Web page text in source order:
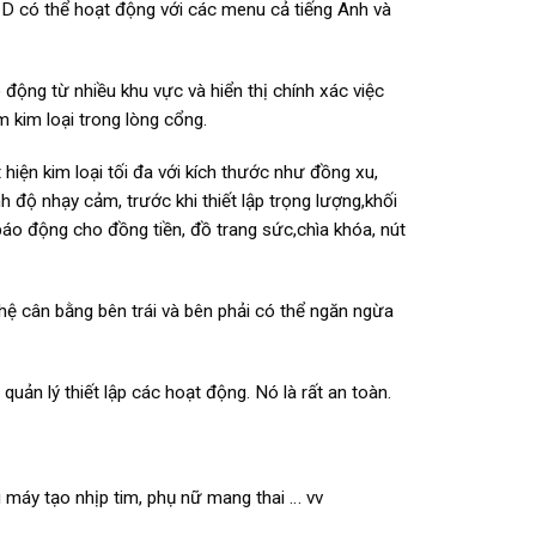
có thể hoạt động với các menu cả tiếng Anh và
từ nhiều khu vực và hiển thị chính xác việc
kim loại trong lòng cổng.
kim loại tối đa với kích thước như đồng xu,
độ nhạy cảm, trước khi thiết lập trọng lượng,khối
động cho đồng tiền, đồ trang sức,chìa khóa, nút
cân bằng bên trái và bên phải có thể ngăn ngừa
lý thiết lập các hoạt động. Nó là rất an toàn.
tạo nhịp tim, phụ nữ mang thai … vv